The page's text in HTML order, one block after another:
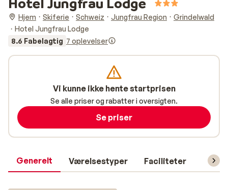
Hjem Skiferie Schweiz Jungfrau Region
Grindelwald
Hotel Jungfrau Lodge
8.6 Fabelagtig 7 oplevelser
Generelt Værelsestyper Faciliteter
Vi kunne ikke hente startprisen
Se alle priser og rabatter i oversigten.
Se priser